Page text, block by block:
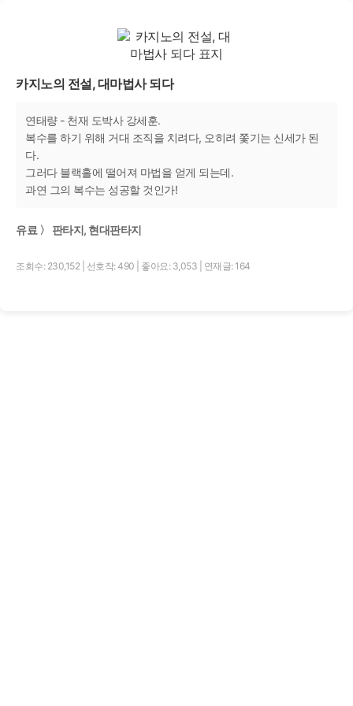
카지노의 전설, 대마법사 되다
연태량 - 천재 도박사 강세훈.
복수를 하기 위해 거대 조직을 치려다, 오히려 쫓기는 신세가 된
다.
그러다 블랙홀에 떨어져 마법을 얻게 되는데.
과연 그의 복수는 성공할 것인가!
유료 〉 판타지, 현대판타지
조회수: 230,152 선호작: 490 좋아요: 3,053 연재글: 164